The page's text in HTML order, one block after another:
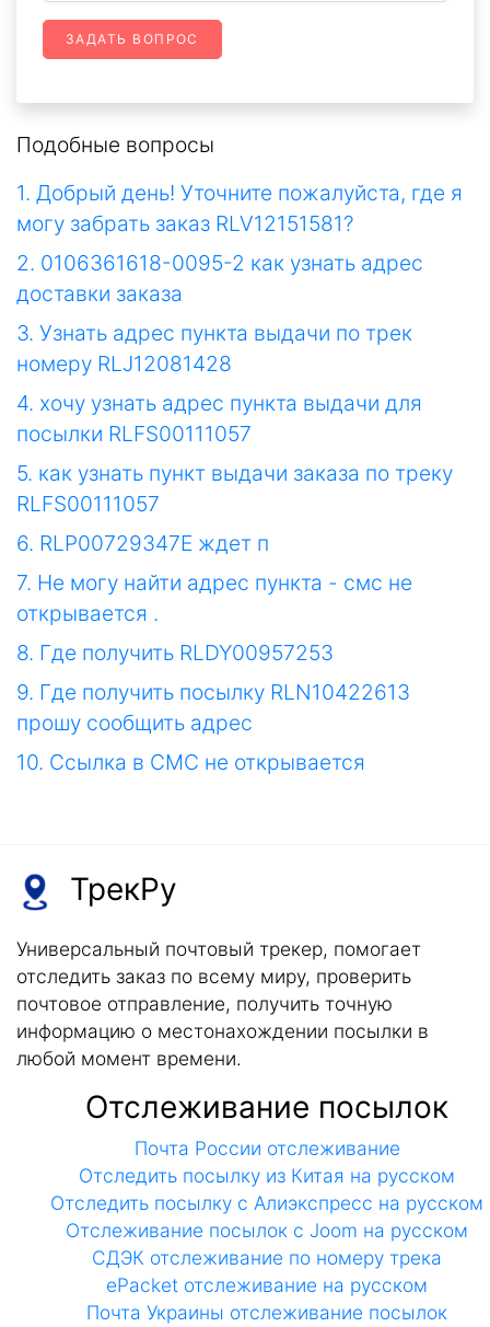
ЗАДАТЬ ВОПРОС
Подобные вопросы
1. Добрый день! Уточните пожалуйста, где я
могу забрать заказ RLV12151581?
2. 0106361618-0095-2 как узнать адрес
доставки заказа
3. Узнать адрес пункта выдачи по трек
номеру RLJ12081428
4. хочу узнать адрес пункта выдачи для
посылки RLFS00111057
5. как узнать пункт выдачи заказа по треку
RLFS00111057
6. RLP00729347E ждет п
7. Не могу найти адрес пункта - смс не
открывается .
8. Где получить RLDY00957253
9. Где получить посылку RLN10422613
прошу сообщить адрес
10. Ссылка в СМС не открывается
ТрекРу
Универсальный почтовый трекер, помогает
отследить заказ по всему миру, проверить
почтовое отправление, получить точную
информацию о местонахождении посылки в
любой момент времени.
Отслеживание посылок
Почта России отслеживание
Отследить посылку из Китая на русском
Отследить посылку с Алиэкспресс на русском
Отслеживание посылок с Joom на русском
СДЭК отслеживание по номеру трека
ePacket отслеживание на русском
Почта Украины отслеживание посылок